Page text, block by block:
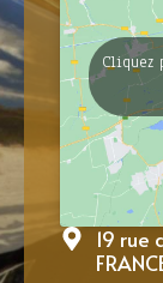
Cliquez
19 rue